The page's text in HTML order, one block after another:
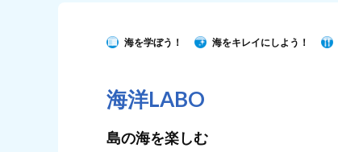
海を学ぼう！ 海をキレイにしよう！
海洋LABO
島の海を楽しむ